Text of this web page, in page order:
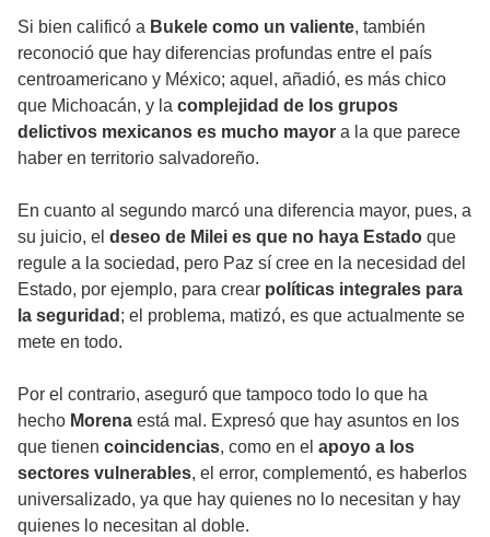
Si bien calificó a Bukele como un valiente, también
reconoció que hay diferencias profundas entre el país
centroamericano y México; aquel, añadió, es más chico
que Michoacán, y la complejidad de los grupos
delictivos mexicanos es mucho mayor a la que parece
haber en territorio salvadoreño.
En cuanto al segundo marcó una diferencia mayor, pues, a
su juicio, el deseo de Milei es que no haya Estado que
regule a la sociedad, pero Paz sí cree en la necesidad del
Estado, por ejemplo, para crear políticas integrales para
la seguridad ; el problema, matizó, es que actualmente se
mete en todo.
Por el contrario, aseguró que tampoco todo lo que ha
hecho Morena está mal. Expresó que hay asuntos en los
que tienen coincidencias, como en el apoyo a los
sectores vulnerables, el error, complementó, es haberlos
universalizado, ya que hay quienes no lo necesitan y hay
quienes lo necesitan al doble.